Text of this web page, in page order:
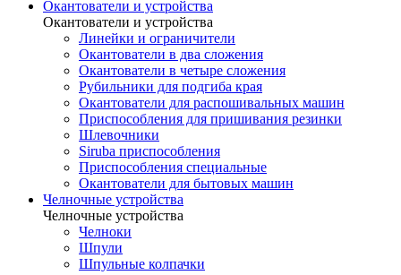
Окантователи и устройства
Окантователи и устройства
Линейки и ограничители
Окантователи в два сложения
Окантователи в четыре сложения
Рубильники для подгиба края
Окантователи для распошивальных машин
Приспособления для пришивания резинки
Шлевочники
Siruba приспособления
Приспособления специальные
Окантователи для бытовых машин
Челночные устройства
Челночные устройства
Челноки
Шпули
Шпульные колпачки